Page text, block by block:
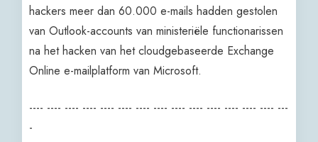
hackers meer dan 60.000 e-mails hadden gestolen
van Outlook-accounts van ministeriële functionarissen
na het hacken van het cloudgebaseerde Exchange
Online e-mailplatform van Microsoft.
---- ---- ---- ---- ---- ---- ---- ---- ---- ---- ---- ---- ---- ---- ---
-